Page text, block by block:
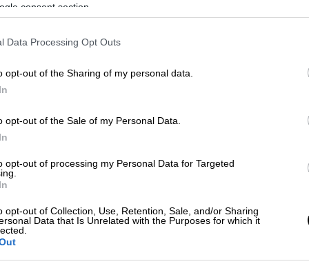
consent section.
Data Processing Opt Outs
opt-out of the Sharing of my personal data.
opt-out of the Sale of my Personal Data.
opt-out of processing my Personal Data for Targeted
opt-out of Collection, Use, Retention, Sale, and/or Sharing
Data that Is Unrelated with the Purposes for which it
υπογράμμισε την κρίσιμη χρονική
Βόρειας Αφρικής και της Μέσης
αυτή η πρώτη σύνοδος ΕΕ -
«θα έπρεπε να μας προβληματίζει το
για πρώτη φορά», δεδομένων,
επηρεάσει πρώτα από όλους τον
επηρεαστεί».
«τον παρατεταμένο πόλεμο στο
τη μη λύση του Παλαιστινιακού και
την ενίσχυση της διεθνούς
μεταναστών και προσφύγων προς την